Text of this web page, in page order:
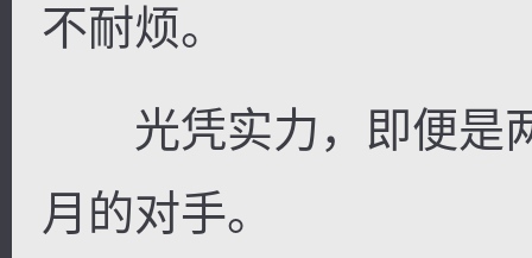
不耐烦。
光凭实力，即便是
月的对手。